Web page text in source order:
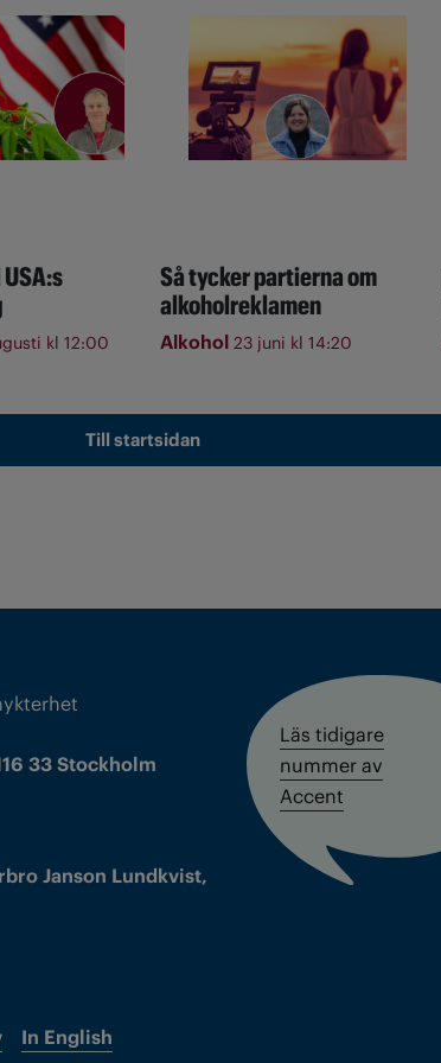
kl 12:00
Så tycker partierna om
alkoholreklamen
Alkohol 23 juni kl 14:20
Till startsidan
33 Stockholm
Janson Lundkvist,
In English
Läs tidigare
nummer av
Accent